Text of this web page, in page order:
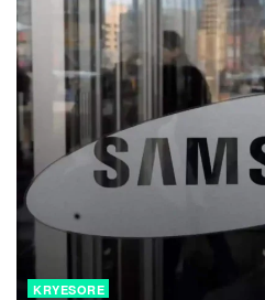
KRYESORE